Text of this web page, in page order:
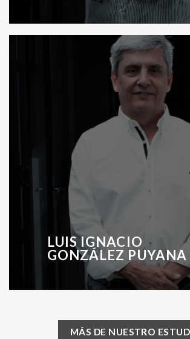
LUIS IGNACIO
GONZÁLEZ PUYANA
MÁS DE NUESTRO